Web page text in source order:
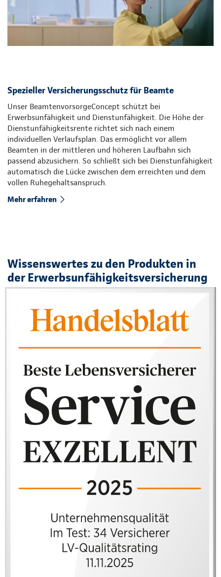
Spezieller Versicherungsschutz für Beamte
Unser BeamtenvorsorgeConcept schützt bei
Erwerbsunfähigkeit und Dienstunfähigkeit. Die Höhe der
Dienstunfähigkeitsrente richtet sich nach einem
individuellen Verlaufsplan. Das ermöglicht vor allem
Beamten in der mittleren und höheren Laufbahn sich
passend abzusichern. So schließt sich bei Dienstunfähigkeit
automatisch die Lücke zwischen dem erreichten und dem
vollen Ruhegehaltsanspruch.
Mehr erfahren
Wissenswertes zu den Produkten in
der Erwerbsunfähigkeitsversicherung